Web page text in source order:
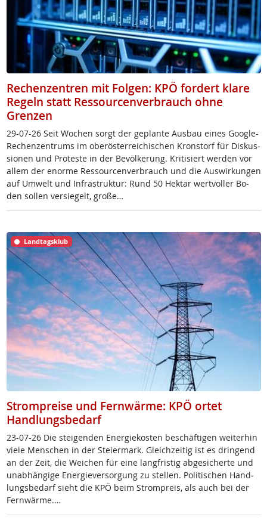
Rechenzentren mit Folgen: KPÖ fordert klare
Regeln statt Ressourcenverbrauch ohne
Grenzen
29-07-26 Seit Wo­chen sorgt der ge­plan­te Aus­bau ei­nes Goog­le-
Re­chen­zen­trums im ober­ös­t­er­rei­chi­schen Kron­s­torf für Dis­kus­
sio­nen und Pro­tes­te in der Be­völ­ke­rung. Kri­ti­siert wer­den vor
al­lem der enor­me Res­sour­cen­ver­brauch und die Aus­wir­kun­gen
auf Um­welt und In­fra­struk­tur: Rund 50 Hektar wert­vol­ler Bo­
den sol­len ver­sie­gelt, gro­ße…
Landtagsklub
Strompreise und Fernwärme: KPÖ ortet
Handlungsbedarf
23-07-26 Die stei­gen­den En­er­gie­kos­ten be­schäf­ti­gen wei­ter­hin
vie­le Men­schen in der Stei­er­mark. Gleich­zei­tig ist es drin­gend
an der Zeit, die Wei­chen für ei­ne lang­fris­tig ab­ge­si­cher­te und
un­ab­hän­gi­ge En­er­gie­ver­sor­gung zu stel­len. Po­li­ti­schen Hand­
lungs­be­darf sieht die KPÖ beim Strom­preis, als auch bei der
Fern­wär­me.…